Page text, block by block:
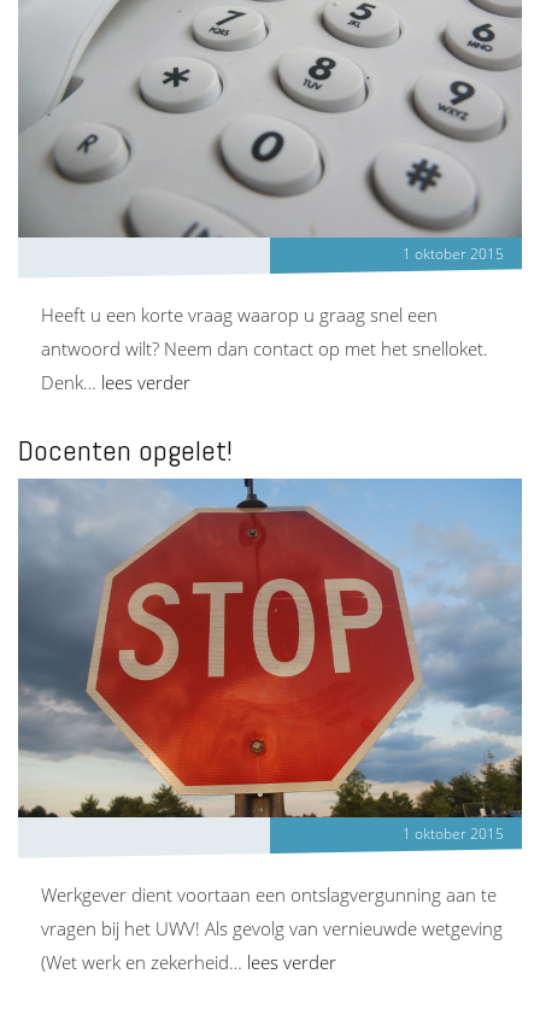
1 oktober 2015
Heeft u een korte vraag waarop u graag snel een
antwoord wilt? Neem dan contact op met het snelloket.
Denk… lees verder
Docenten opgelet!
1 oktober 2015
Werkgever dient voortaan een ontslagvergunning aan te
vragen bij het UWV! Als gevolg van vernieuwde wetgeving
(Wet werk en zekerheid… lees verder